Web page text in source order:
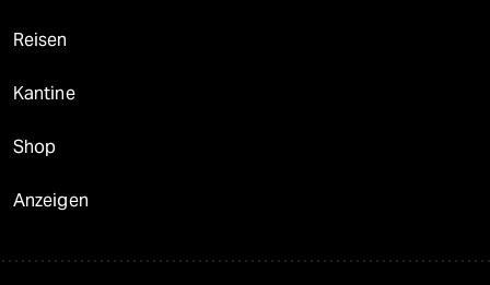
Reisen
Kantine
Shop
Anzeigen